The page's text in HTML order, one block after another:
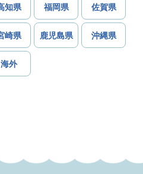
知県 福岡県 佐賀県
崎県 鹿児島県 沖縄県
海外